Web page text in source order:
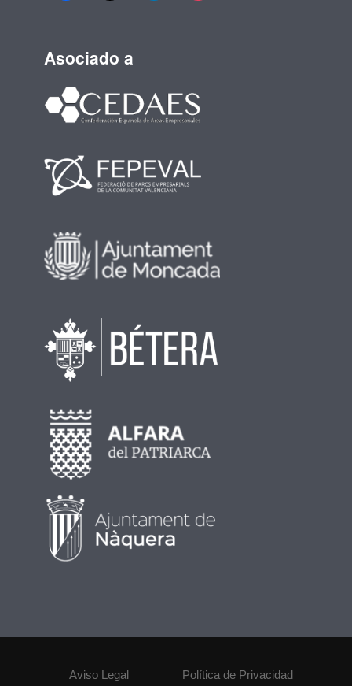
Asociado a
Aviso Legal Política de Privacidad